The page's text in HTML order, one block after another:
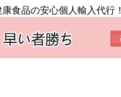
食品の安心個人輸入代行！